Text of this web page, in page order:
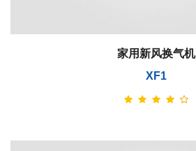
家用新风换气机
XF1